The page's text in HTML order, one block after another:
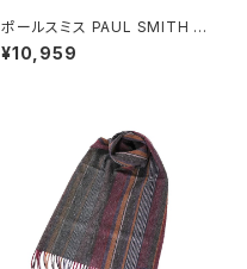
ポールスミス PAUL SMITH キ
ーリング M1A-KEYR-MSTAG
-92 メンズ シルバー マルチカラ
¥10,959